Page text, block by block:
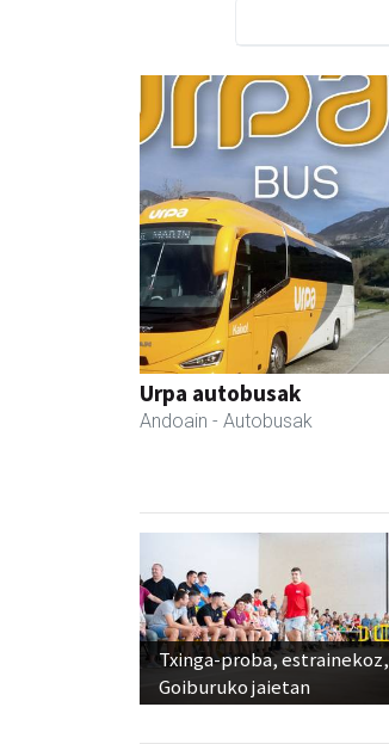
Urpa autobusak
Andoain - Autobusak
Txinga-proba, estrainekoz,
Goiburuko jaietan